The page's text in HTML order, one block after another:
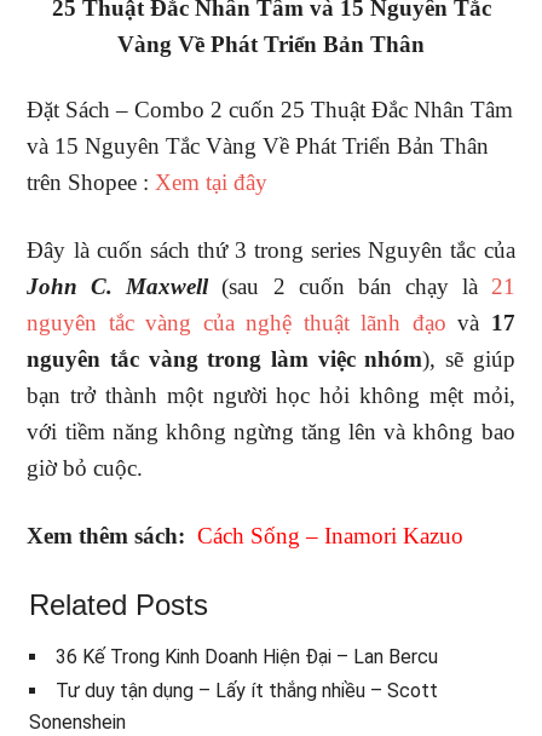
25 Thuật Đắc Nhân Tâm và 15 Nguyên Tắc
Vàng Về Phát Triển Bản Thân
Đặt Sách – Combo 2 cuốn 25 Thuật Đắc Nhân Tâm
và 15 Nguyên Tắc Vàng Về Phát Triển Bản Thân
trên Shopee :Xem tại đây
Đây là cuốn sách thứ 3 trong series Nguyên tắc của
John C. Maxwell(sau 2 cuốn bán chạy là 21
nguyên tắc vàng của nghệ thuật lãnh đạo và 17
nguyên tắc vàng trong làm việc nhóm), sẽ giúp
bạn trở thành một người học hỏi không mệt mỏi,
với tiềm năng không ngừng tăng lên và không bao
giờ bỏ cuộc.
Xem thêm sách:Cách Sống – Inamori Kazuo
Related Posts
36 Kế Trong Kinh Doanh Hiện Đại – Lan Bercu
Tư duy tận dụng – Lấy ít thắng nhiều – Scott
Sonenshein